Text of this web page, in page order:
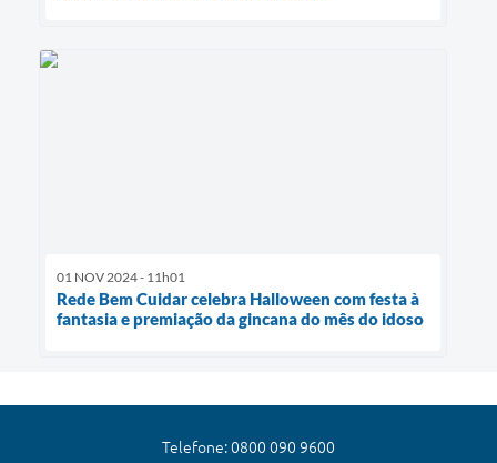
01 NOV 2024 - 11h01
Rede Bem Cuidar celebra Halloween com festa à
fantasia e premiação da gincana do mês do idoso
Telefone: 0800 090 9600